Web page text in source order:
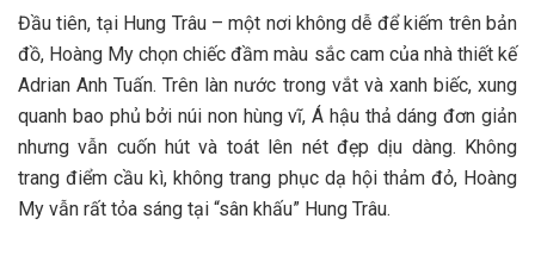
Đầu tiên, tại Hung Trâu – một nơi không dễ để kiếm trên bản
đồ, Hoàng My chọn chiếc đầm màu sắc cam của nhà thiết kế
Adrian Anh Tuấn. Trên làn nước trong vắt và xanh biếc, xung
quanh bao phủ bởi núi non hùng vĩ, Á hậu thả dáng đơn giản
nhưng vẫn cuốn hút và toát lên nét đẹp dịu dàng. Không
trang điểm cầu kì, không trang phục dạ hội thảm đỏ, Hoàng
My vẫn rất tỏa sáng tại “sân khấu” Hung Trâu.